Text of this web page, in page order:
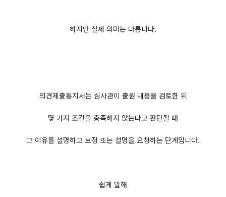
하지만 실제 의미는 다릅니다.
의견제출통지서는 심사관이 출원 내용을 검토한 뒤
몇 가지 조건을 충족하지 않는다고 판단될 때
그 이유를 설명하고 보정 또는 설명을 요청하는 단계입니다.
쉽게 말해